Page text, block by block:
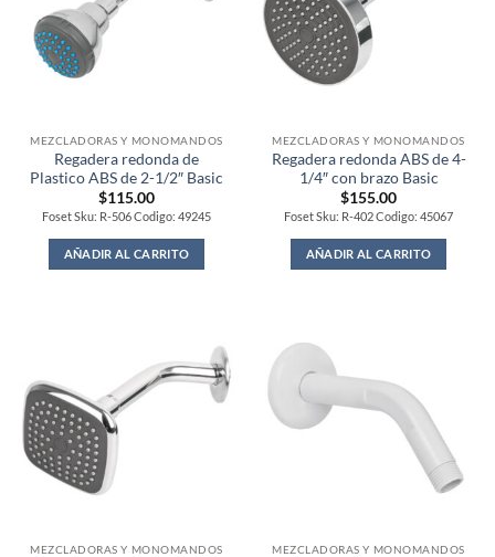
MEZCLADORAS Y MONOMANDOS
Regadera redonda de
Plastico ABS de 2-1/2″ Basic
$115.00
Foset Sku: R-506 Codigo: 49245
AÑADIR AL CARRITO
MEZCLADORAS Y MONOMANDOS
Regadera redonda ABS de 4-
1/4″ con brazo Basic
$155.00
Foset Sku: R-402 Codigo: 45067
AÑADIR AL CARRITO
MEZCLADORAS Y MONOMANDOS MEZCLADORAS Y MONOMANDOS